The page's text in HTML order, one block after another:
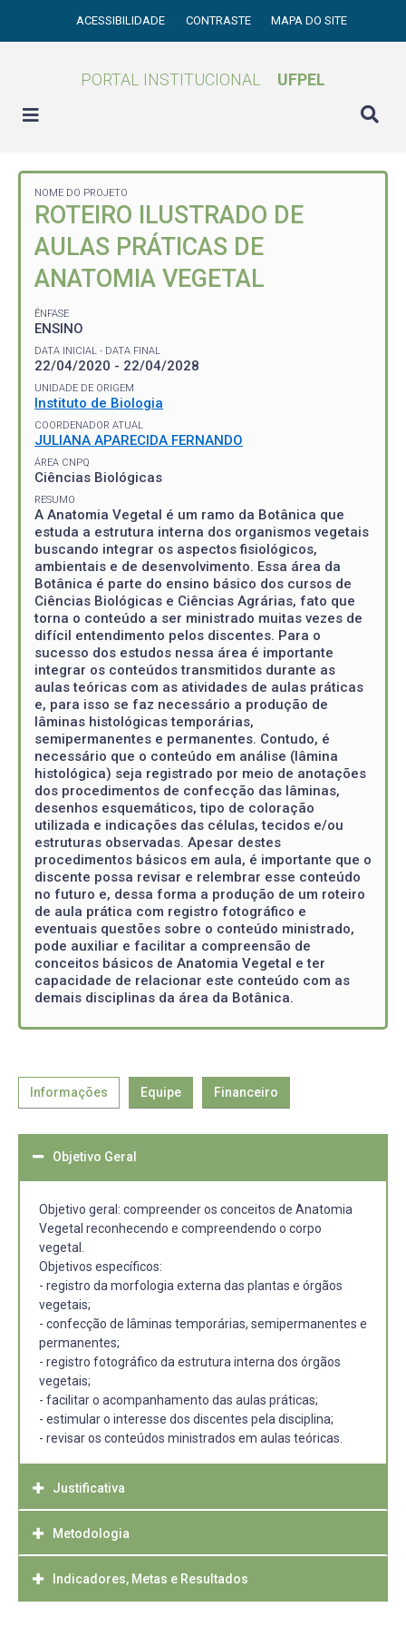
ACESSIBILIDADE CONTRASTE MAPA DO SITE
PORTAL INSTITUCIONAL UFPEL
NOME DO PROJETO
ROTEIRO ILUSTRADO DE
AULAS PRÁTICAS DE
ANATOMIA VEGETAL
ÊNFASE
ENSINO
DATA INICIAL - DATA FINAL
22/04/2020 - 22/04/2028
UNIDADE DE ORIGEM
Instituto de Biologia
COORDENADOR ATUAL
JULIANA APARECIDA FERNANDO
ÁREA CNPQ
Ciências Biológicas
RESUMO
A Anatomia Vegetal é um ramo da Botânica que
estuda a estrutura interna dos organismos vegetais
buscando integrar os aspectos fisiológicos,
ambientais e de desenvolvimento. Essa área da
Botânica é parte do ensino básico dos cursos de
Ciências Biológicas e Ciências Agrárias, fato que
torna o conteúdo a ser ministrado muitas vezes de
difícil entendimento pelos discentes. Para o
sucesso dos estudos nessa área é importante
integrar os conteúdos transmitidos durante as
aulas teóricas com as atividades de aulas práticas
e, para isso se faz necessário a produção de
lâminas histológicas temporárias,
semipermanentes e permanentes. Contudo, é
necessário que o conteúdo em análise (lâmina
histológica) seja registrado por meio de anotações
dos procedimentos de confecção das lâminas,
desenhos esquemáticos, tipo de coloração
utilizada e indicações das células, tecidos e/ou
estruturas observadas. Apesar destes
procedimentos básicos em aula, é importante que o
discente possa revisar e relembrar esse conteúdo
no futuro e, dessa forma a produção de um roteiro
de aula prática com registro fotográfico e
eventuais questões sobre o conteúdo ministrado,
pode auxiliar e facilitar a compreensão de
conceitos básicos de Anatomia Vegetal e ter
capacidade de relacionar este conteúdo com as
demais disciplinas da área da Botânica.
Informações Equipe Financeiro
Objetivo Geral
Objetivo geral: compreender os conceitos de Anatomia
Vegetal reconhecendo e compreendendo o corpo
vegetal.
Objetivos específicos:
- registro da morfologia externa das plantas e órgãos
vegetais;
- confecção de lâminas temporárias, semipermanentes e
permanentes;
- registro fotográfico da estrutura interna dos órgãos
vegetais;
- facilitar o acompanhamento das aulas práticas;
- estimular o interesse dos discentes pela disciplina;
- revisar os conteúdos ministrados em aulas teóricas.
Justificativa
O conhecimento da estrutura interna dos organismos
vegetais está contemplado na Anatomia Vegetal, ramo
da Botânica que auxilia na compreensão dos aspectos de
Metodologia
O roteiro consistirá de imagens que serão documentadas
por meio de registro fotográfico e/ou esquemas dos
Indicadores, Metas e Resultados